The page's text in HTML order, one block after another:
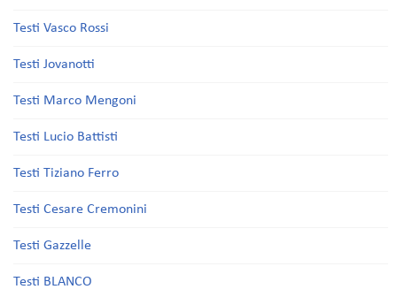
Testi Vasco Rossi
Testi Jovanotti
Testi Marco Mengoni
Testi Lucio Battisti
Testi Tiziano Ferro
Testi Cesare Cremonini
Testi Gazzelle
Testi BLANCO